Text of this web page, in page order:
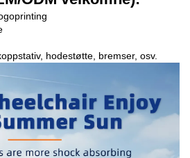
hodestøtte, bremser, osv.